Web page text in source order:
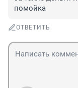
помойка
ОТВЕТИТЬ